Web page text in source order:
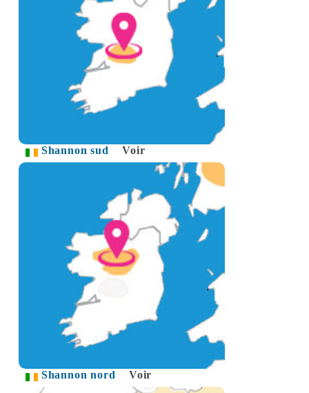
Shannon sud Voir
Shannon nord Voir